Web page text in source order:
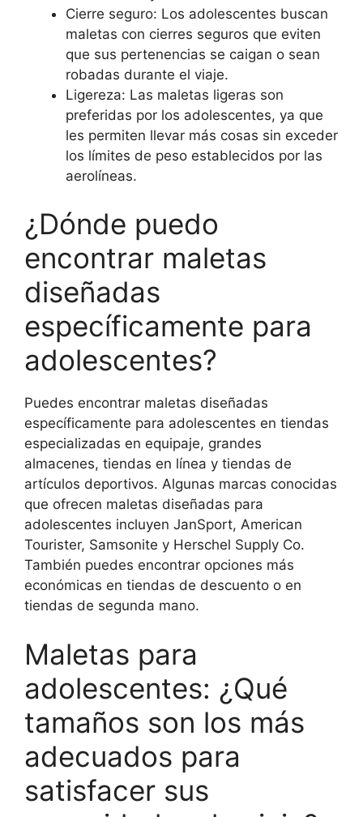
Cierre seguro: Los adolescentes buscan
maletas con cierres seguros que eviten
que sus pertenencias se caigan o sean
robadas durante el viaje.
Ligereza: Las maletas ligeras son
preferidas por los adolescentes, ya que
les permiten llevar más cosas sin exceder
los límites de peso establecidos por las
aerolíneas.
¿Dónde puedo
encontrar maletas
diseñadas
específicamente para
adolescentes?
Puedes encontrar maletas diseñadas
específicamente para adolescentes en tiendas
especializadas en equipaje, grandes
almacenes, tiendas en línea y tiendas de
artículos deportivos. Algunas marcas conocidas
que ofrecen maletas diseñadas para
adolescentes incluyen JanSport, American
Tourister, Samsonite y Herschel Supply Co.
También puedes encontrar opciones más
económicas en tiendas de descuento o en
tiendas de segunda mano.
Maletas para
adolescentes: ¿Qué
tamaños son los más
adecuados para
satisfacer sus